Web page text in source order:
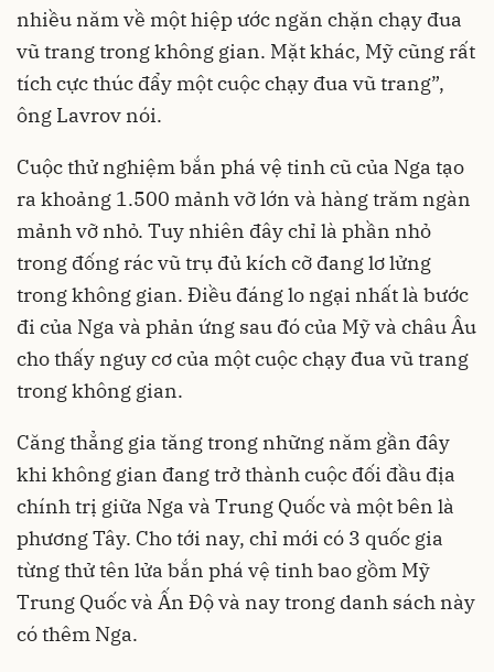
nhiều năm về một hiệp ước ngăn chặn chạy đua
vũ trang trong không gian. Mặt khác, Mỹ cũng rất
tích cực thúc đẩy một cuộc chạy đua vũ trang”,
ông Lavrov nói.
Cuộc thử nghiệm bắn phá vệ tinh cũ của Nga tạo
ra khoảng 1.500 mảnh vỡ lớn và hàng trăm ngàn
mảnh vỡ nhỏ. Tuy nhiên đây chỉ là phần nhỏ
trong đống rác vũ trụ đủ kích cỡ đang lơ lửng
trong không gian. Điều đáng lo ngại nhất là bước
đi của Nga và phản ứng sau đó của Mỹ và châu Âu
cho thấy nguy cơ của một cuộc chạy đua vũ trang
trong không gian.
Căng thẳng gia tăng trong những năm gần đây
khi không gian đang trở thành cuộc đối đầu địa
chính trị giữa Nga và Trung Quốc và một bên là
phương Tây. Cho tới nay, chỉ mới có 3 quốc gia
từng thử tên lửa bắn phá vệ tinh bao gồm Mỹ
Trung Quốc và Ấn Độ và nay trong danh sách này
có thêm Nga.